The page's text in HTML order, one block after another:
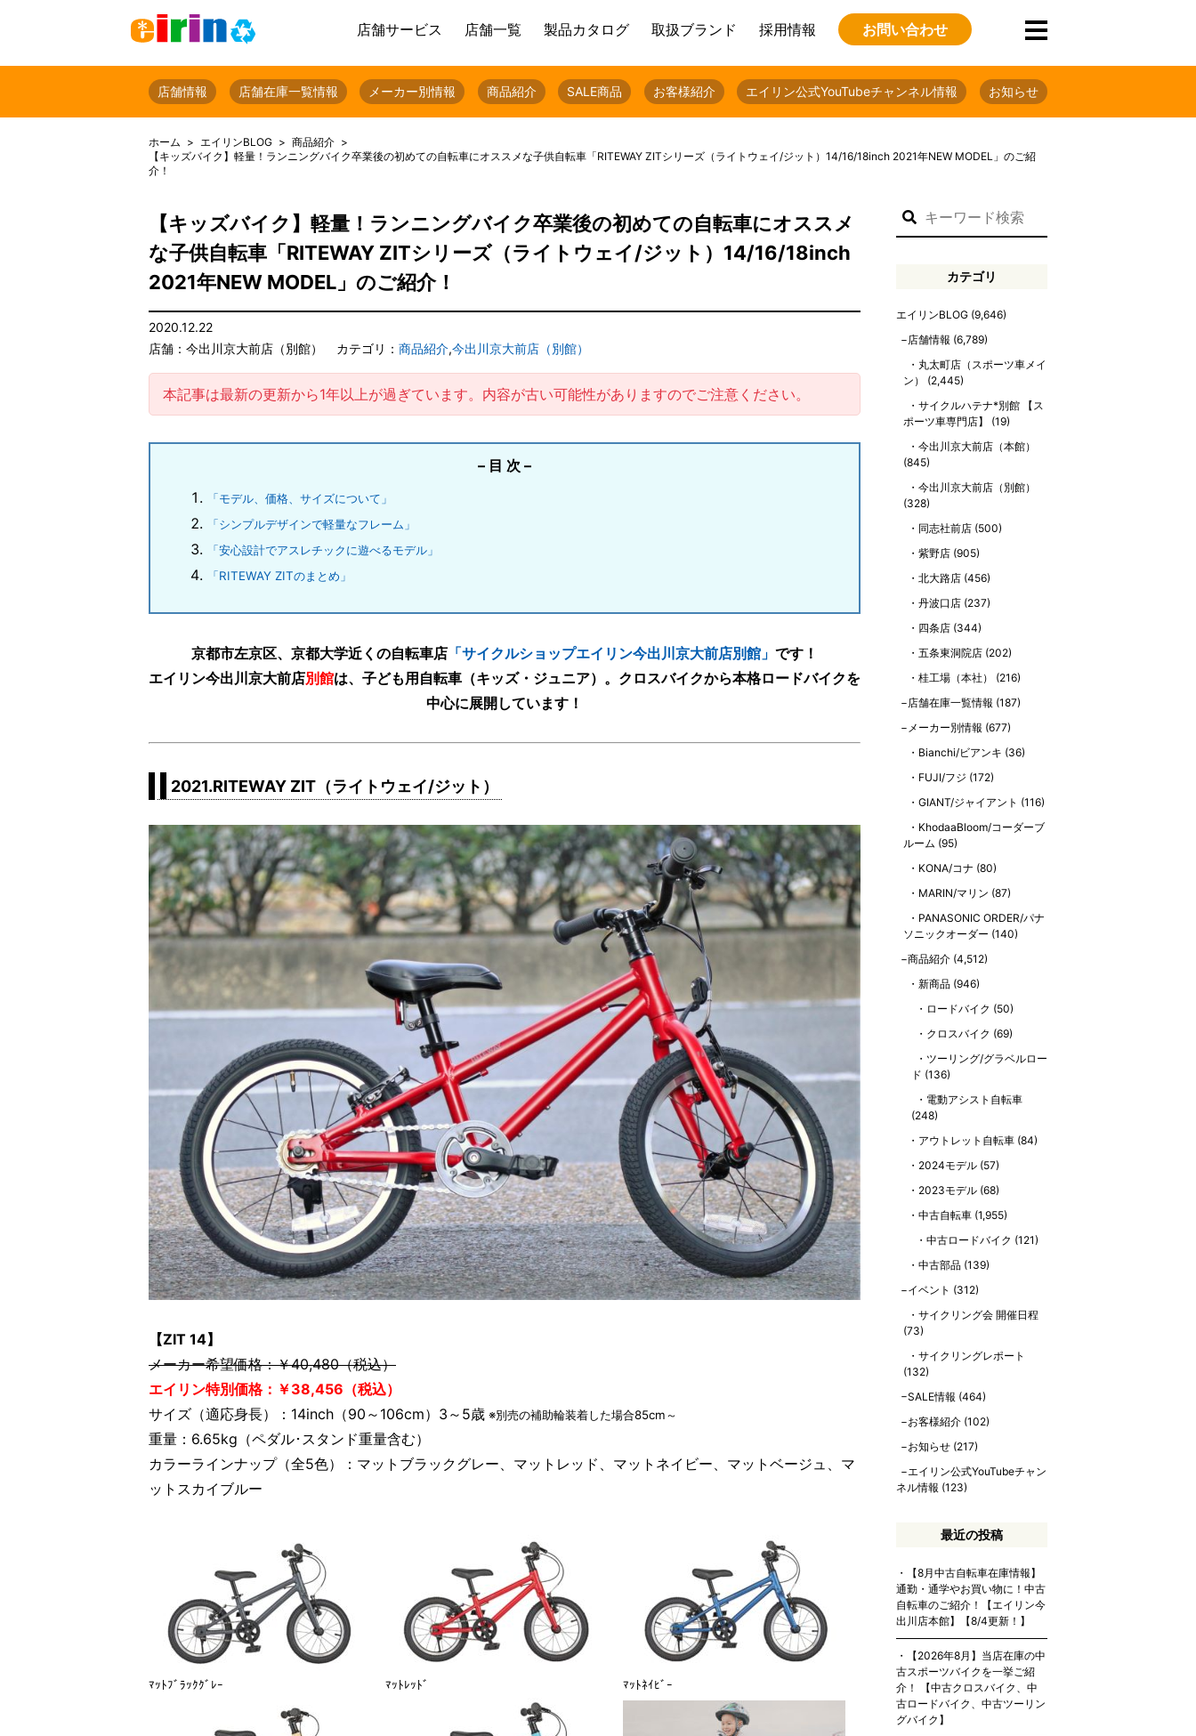
店舗サービス 店舗一覧 製品カタログ 取扱ブランド 採用情報 お問い合わせ
店舗情報 店舗在庫一覧情報 メーカー別情報 商品紹介 SALE商品 お客様紹介 エイリン公式YouTubeチャンネル情報 お知らせ
ホーム エイリンBLOG
商品紹介
【キッズバイク】軽量！ランニングバイク卒業後の初めての自転車にオススメな子供自転車「RITEWAY ZITシリーズ（ライトウェイ/ジット）14/16/18inch 2021年NEW MODEL」のご紹
介！
【キッズバイク】軽量！ランニングバイク卒業後の初めての自転車にオススメ
な子供自転車「RITEWAY ZITシリーズ（ライトウェイ/ジット）14/16/18inch
2021年NEW MODEL」のご紹介！
2020.12.22
店舗：今出川京大前店（別館）
カテゴリ： 商品紹介,今出川京大前店（別館）
本記事は最新の更新から1年以上が過ぎています。内容が古い可能性がありますのでご注意ください。
– 目 次 –
「モデル、価格、サイズについて」
「シンプルデザインで軽量なフレーム」
「安心設計でアスレチックに遊べるモデル」
「RITEWAY ZITのまとめ」
京都市左京区、京都大学近くの自転車店 「サイクルショップエイリン今出川京大前店別館」 です！
エイリン今出川京大前店別館は、子ども用自転車（キッズ・ジュニア）。クロスバイクから本格ロードバイクを
中心に展開しています！
2021.RITEWAY ZIT（ライトウェイ/ジット）
【ZIT 14】
メーカー希望価格：￥40,480（税込）
エイリン特別価格：￥38,456（税込）
サイズ（適応身長）：14inch（90～106cm）3～5歳 ※別売の補助輪装着した場合85cm～
重量：6.65kg（ペダル･スタンド重量含む）
カラーラインナップ（全5色）：マットブラックグレー、マットレッド、マットネイビー、マットベージュ、マ
ットスカイブルー
ﾏｯﾄﾌﾞﾗｯｸｸﾞﾚｰ ﾏｯﾄﾚｯﾄﾞ ﾏｯﾄﾈｲﾋﾞｰ
カテゴリ
エイリンBLOG (9,646)
店舗情報 (6,789)
丸太町店（スポーツ車メイ
ン）
(2,445)
サイクルハテナ*別館 【ス
ポーツ車専門店】
(19)
今出川京大前店（本館）
(845)
今出川京大前店（別館）
(328)
同志社前店 (500)
紫野店 (905)
北大路店 (456)
丹波口店 (237)
四条店 (344)
五条東洞院店 (202)
桂工場（本社）
(216)
店舗在庫一覧情報 (187)
メーカー別情報 (677)
Bianchi/ビアンキ (36)
FUJI/フジ (172)
GIANT/ジャイアント (116)
KhodaaBloom/コーダーブ
ルーム (95)
KONA/コナ (80)
MARIN/マリン (87)
PANASONIC ORDER/パナ
ソニックオーダー (140)
商品紹介 (4,512)
新商品 (946)
ロードバイク (50)
クロスバイク (69)
ツーリング/グラベルロー
ド (136)
電動アシスト自転車
(248)
アウトレット自転車 (84)
2024モデル (57)
2023モデル (68)
中古自転車 (1,955)
中古ロードバイク (121)
中古部品 (139)
イベント (312)
サイクリング会 開催日程
(73)
サイクリングレポート
(132)
SALE情報 (464)
お客様紹介 (102)
お知らせ (217)
エイリン公式YouTubeチャン
ネル情報 (123)
最近の投稿
【8月中古自転車在庫情報】
通勤・通学やお買い物に！中古
自転車のご紹介！【エイリン今
出川店本館】【8/4更新！】
【2026年8月】当店在庫の中
古スポーツバイクを一挙ご紹
介！ 【中古クロスバイク、中
古ロードバイク、中古ツーリン
グバイク】